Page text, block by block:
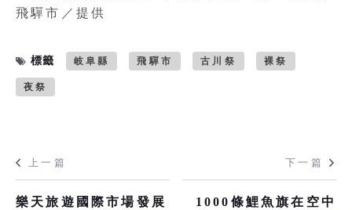
飛驒市／提供
標籤 岐阜縣 飛驒市 古川祭 裸祭
夜祭
上一篇
樂天旅遊國際市場發展
下一篇
1000條鯉魚旗在空中